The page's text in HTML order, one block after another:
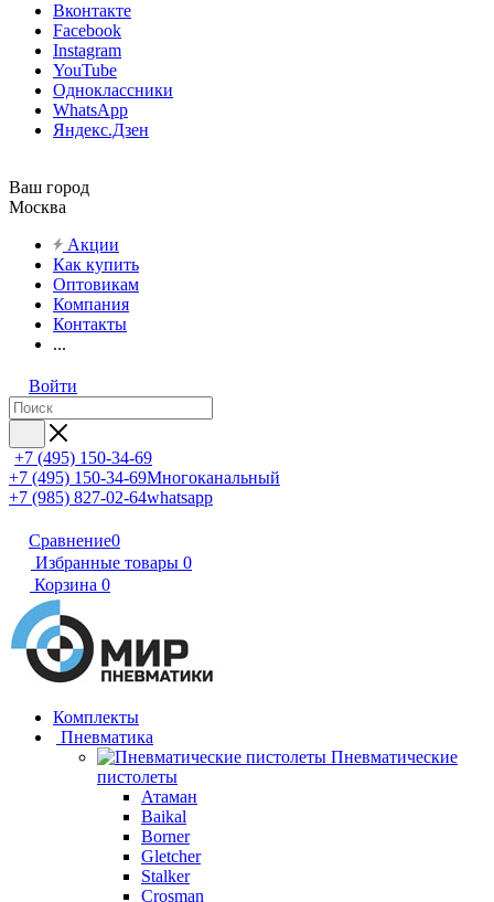
Вконтакте
Facebook
Instagram
YouTube
Одноклассники
WhatsApp
Яндекс.Дзен
Ваш город
Москва
Акции
Как купить
Оптовикам
Компания
Контакты
...
Войти
+7 (495) 150-34-69
+7 (495) 150-34-69Многоканальный
+7 (985) 827-02-64whatsapp
Сравнение0
Избранные товары 0
Корзина 0
Комплекты
Пневматика
Пневматические
пистолеты
Атаман
Baikal
Borner
Gletcher
Stalker
Crosman